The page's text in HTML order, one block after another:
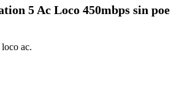
5 Ac Loco 450mbps sin poe
ac.